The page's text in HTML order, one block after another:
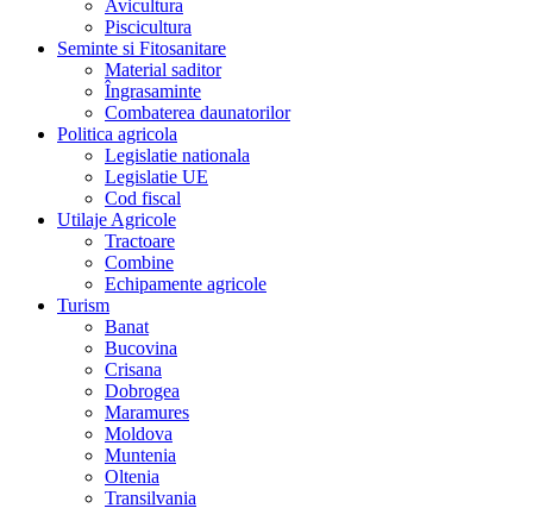
Avicultura
Piscicultura
Seminte si Fitosanitare
Material saditor
Îngrasaminte
Combaterea daunatorilor
Politica agricola
Legislatie nationala
Legislatie UE
Cod fiscal
Utilaje Agricole
Tractoare
Combine
Echipamente agricole
Turism
Banat
Bucovina
Crisana
Dobrogea
Maramures
Moldova
Muntenia
Oltenia
Transilvania